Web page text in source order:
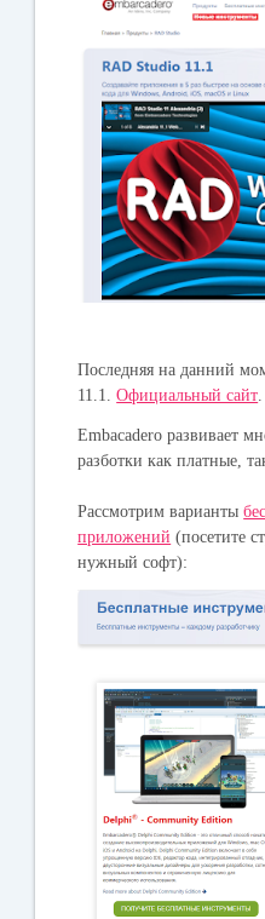
Последняя на данний
11.1.Официальный сайт.
Embacadero развивает
разботки как платные,
Рассмотрим варианты
приложений (посетите
нужный софт):